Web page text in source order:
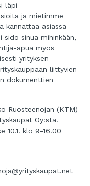
läpi
ja mietimme
kannattaa asiassa
sinua mihinkään,
apua myös
yrityksen
liittyvien
dokumenttien
Ruosteenojan (KTM)
Oy:stä.
10.1. klo 9-16.00